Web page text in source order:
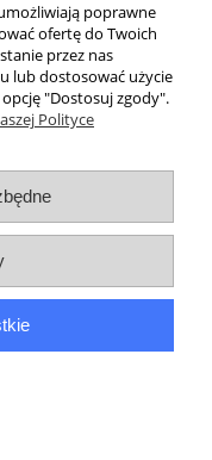
poprawne
ofertę do Twoich
przez nas
lub dostosować użycie
"Dostosuj zgody".
Polityce